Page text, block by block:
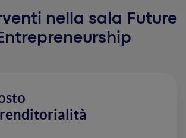
nella sala Future